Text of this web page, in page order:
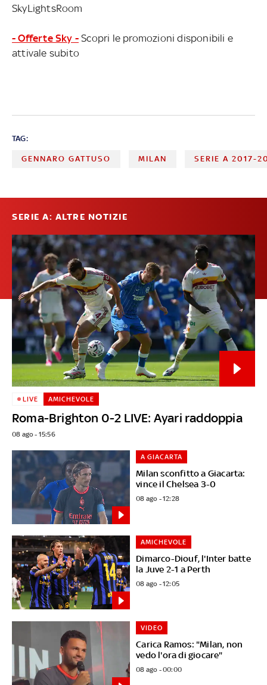
SkyLightsRoom
- Offerte Sky - Scopri le promozioni disponibili e
attivale subito
TAG:
GENNARO GATTUSO MILAN SERIE A 2017-
SERIE A: ALTRE NOTIZIE
Roma-Brighton 0-2 LIVE: Ayari raddoppia
LIVE AMICHEVOLE
08 ago - 15:56
Milan sconfitto a Giacarta:
vince il Chelsea 3-0
A GIACARTA
08 ago - 12:28
Dimarco-Diouf, l'Inter batte
la Juve 2-1 a Perth
AMICHEVOLE
08 ago - 12:05
Carica Ramos: "Milan, non
vedo l'ora di giocare"
VIDEO
08 ago - 00:00